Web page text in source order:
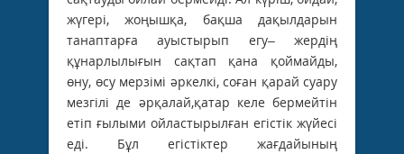
жүгері, жоңышқа, бақша дақылдарын
танаптарға ауыстырып егу– жердің
құнарлылығын сақтап қана қоймайды,
өну, өсу мерзімі әркелкі, соған қарай суару
мезгілі де әрқалай,қатар келе бермейтін
етіп ғылыми ойластырылған егістік жүйесі
еді. Бұл егістіктер жағдайының